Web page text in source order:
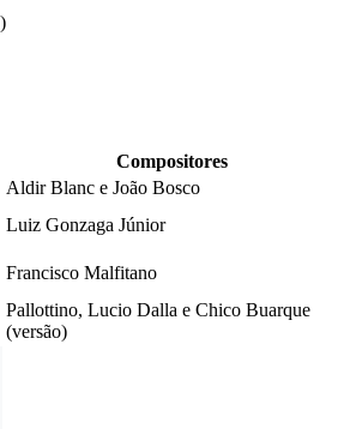
Compositores
Aldir Blanc e João Bosco
Luiz Gonzaga Júnior
Francisco Malfitano
Pallottino, Lucio Dalla e Chico Buarque
(versão)